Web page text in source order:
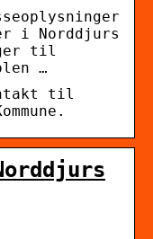
i Norddjurs
til
…
til